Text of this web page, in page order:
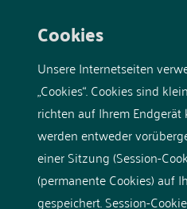
Cookies
Unsere Internetseiten
„Cookies“. Cookies sind
richten auf Ihrem Endgerät
werden entweder
einer Sitzung (Session-
(permanente Cookies) auf
gespeichert. Session-